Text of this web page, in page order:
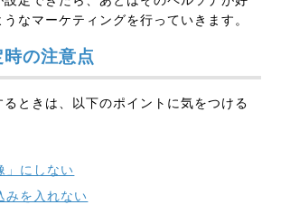
なマーケティングを行っていきます。
の注意点
ときは、以下のポイントに気をつける
」にしない
みを入れない